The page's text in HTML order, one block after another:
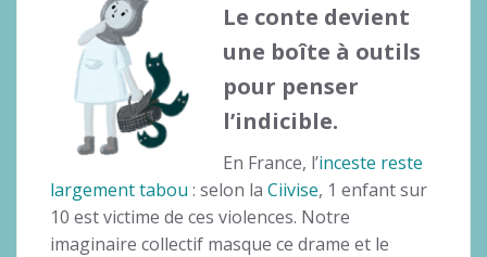
Le conte devient
une boîte à outils
pour penser
l’indicible.
En France, l’inceste reste
largement tabou : selon la Ciivise, 1 enfant sur
10 est victime de ces violences. Notre
imaginaire collectif masque ce drame et le